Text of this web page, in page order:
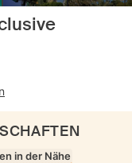
in der Nähe